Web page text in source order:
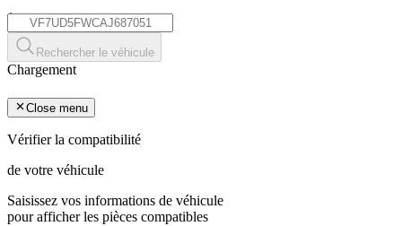
*
Rechercher le véhicule
Chargement
Close menu
Vérifier la compatibilité
de votre véhicule
Saisissez vos informations de véhicule
pour afficher les pièces compatibles